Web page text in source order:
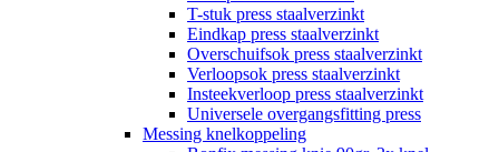
T-stuk press staalverzinkt
Eindkap press staalverzinkt
Overschuifsok press staalverzinkt
Verloopsok press staalverzinkt
Insteekverloop press staalverzinkt
Universele overgangsfitting press
Messing knelkoppeling